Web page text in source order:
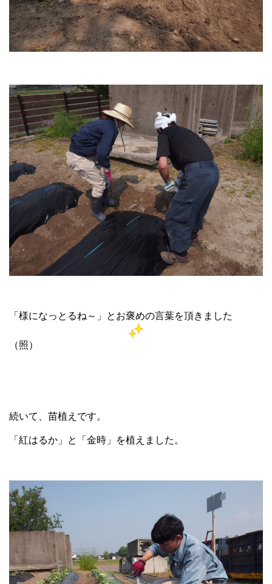
「様になっとるね～」とお褒めの言葉を頂きました
（照）
続いて、苗植えです。
「紅はるか」と「金時」を植えました。